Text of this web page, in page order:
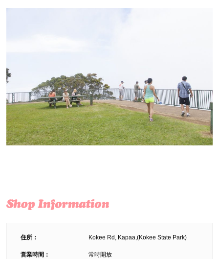
住所： Kokee Rd, Kapaa,(Kokee State Park)
営業時間： 常時開放